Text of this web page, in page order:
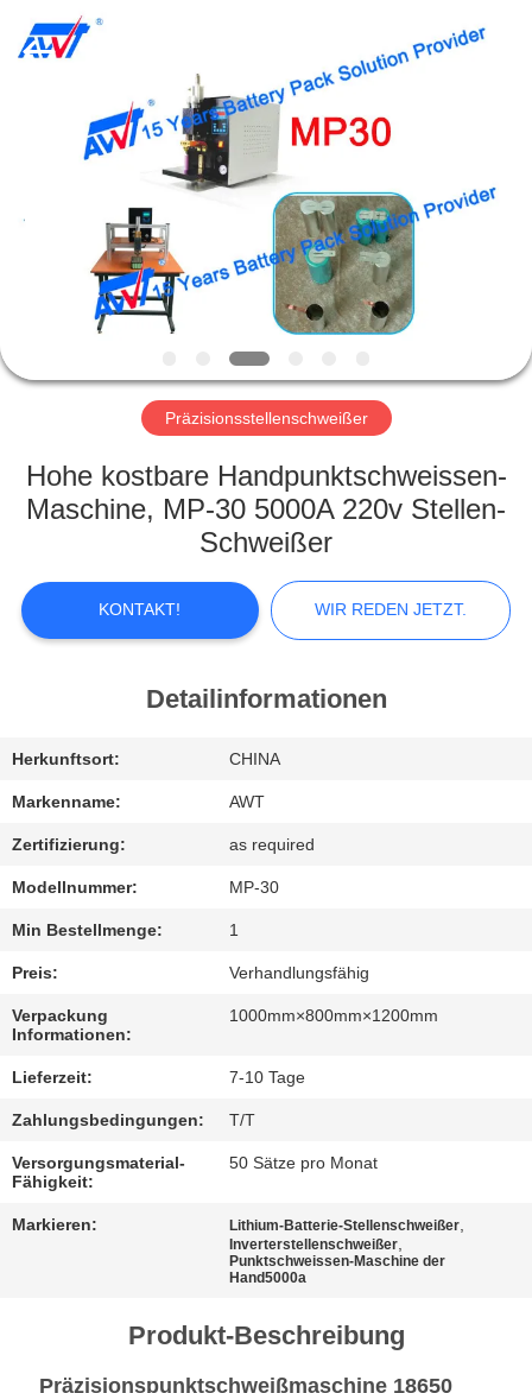
PRODUKTE
ÜBER
WERKSBESICHTIGUNG
QUALITÄTSKONTROLLE
KONTAKTIEREN
SIE
UNS
NEUIGKEITEN
WIR
REDEN
JETZT.
SITEMAP
POLICY
Intelligent
Equipment
Co.,Ltd.
Präzisionsstellenschweißer
Hohe kostbare Handpunktschweissen-
Maschine, MP-30 5000A 220v Stellen-
Schweißer
KONTAKT! WIR REDEN JETZT.
Detailinformationen
Herkunftsort: CHINA
Markenname: AWT
Zertifizierung: as required
Modellnummer: MP-30
Min Bestellmenge: 1
Preis: Verhandlungsfähig
Verpackung
Informationen:
1000mm×800mm×1200mm
Lieferzeit: 7-10 Tage
Zahlungsbedingungen: T/T
Versorgungsmaterial-
Fähigkeit:
50 Sätze pro Monat
Markieren: Lithium-Batterie-Stellenschweißer
Inverterstellenschweißer
Punktschweissen-Maschine der
Hand5000a
Produkt-Beschreibung
Präzisionspunktschweißmaschine 18650